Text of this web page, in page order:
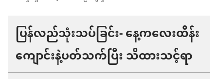
ပြန်လည်သုံးသပ်ခြင်း- နေ့ကလေးထိန်း
ကျောင်းနဲ့ပတ်သက်ပြီး သိထားသင့်ရာ